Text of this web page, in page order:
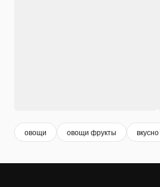
овощи овощи фрукты вкусно